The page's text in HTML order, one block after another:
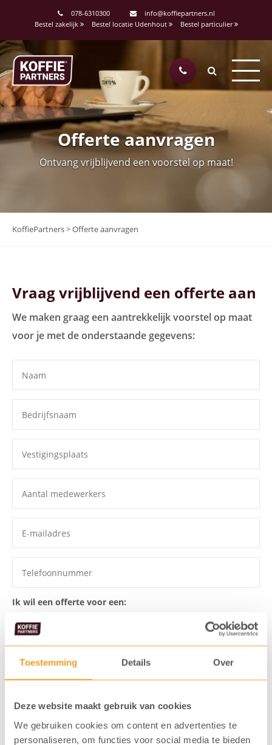
Toestemming Details Over
Deze website maakt gebruik van cookies
We gebruiken cookies om content en advertenties te
personaliseren, om functies voor social media te bieden
078-6310300
info@koffiepartners.nl
Bestel zakelijk
Bestel locatie Udenhout Bestel particulier
Offerte aanvragen
Ontvang vrijblijvend een voorstel op maat!
KoffiePartners>Offerte aanvragen
Vraag vrijblijvend een offerte aan
We maken graag een aantrekkelijk voorstel op maat
voor je met de onderstaande gegevens:
Ik wil een offerte voor een:
Ik ga akkoord dat mijn gegevensopgeslagen worden
Ik meld me aan voor de KoffiePartners nieuwsbrief
Verstuur formulier